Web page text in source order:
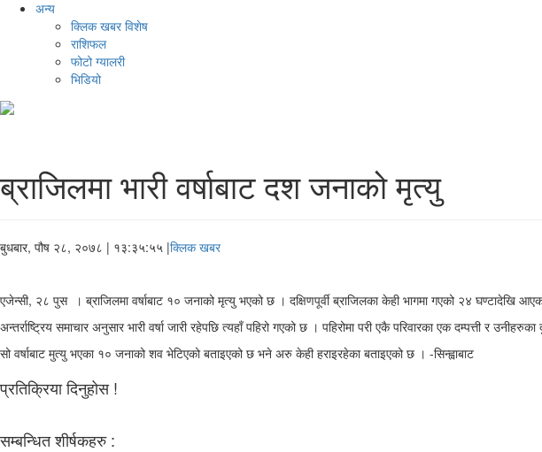
अन्य
क्लिक खबर विशेष
राशिफल
फोटो ग्यालरी
भिडियो
ब्राजिलमा भारी वर्षाबाट दश जनाको मृत्यु
बुधबार, पौष २८, २०७८ | १३:३५:५५ |क्लिक खबर
एजेन्सी, २८ पुस । ब्राजिलमा वर्षाबाट १० जनाको मृत्यु भएको छ । दक्षिणपूर्वी ब्राजिलका केही भागमा गएको २४ घण्टादेखि
अन्तर्राष्ट्रिय समाचार अनुसार भारी वर्षा जारी रहेपछि त्यहाँ पहिरो गएको छ । पहिरोमा परी एकै परिवारका एक दम्पत्ती र
सो वर्षाबाट मुत्यु भएका १० जनाको शव भेटिएको बताइएको छ भने अरु केही हराइरहेका बताइएको छ । -सिन्ह्वाबाट
प्रतिक्रिया दिनुहोस !
सम्बन्धित शीर्षकहरु :